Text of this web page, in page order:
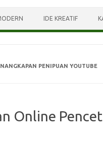
IDE KREATIF
PENIPUAN YOUTUBE
Online